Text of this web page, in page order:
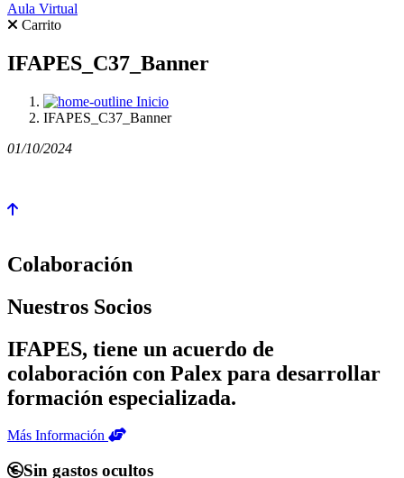
Aula Virtual
Carrito
IFAPES_C37_Banner
Inicio
IFAPES_C37_Banner
01/10/2024
Colaboración
Nuestros Socios
IFAPES, tiene un acuerdo de
colaboración con Palex para desarrollar
formación especializada.
Más Información
Sin gastos ocultos